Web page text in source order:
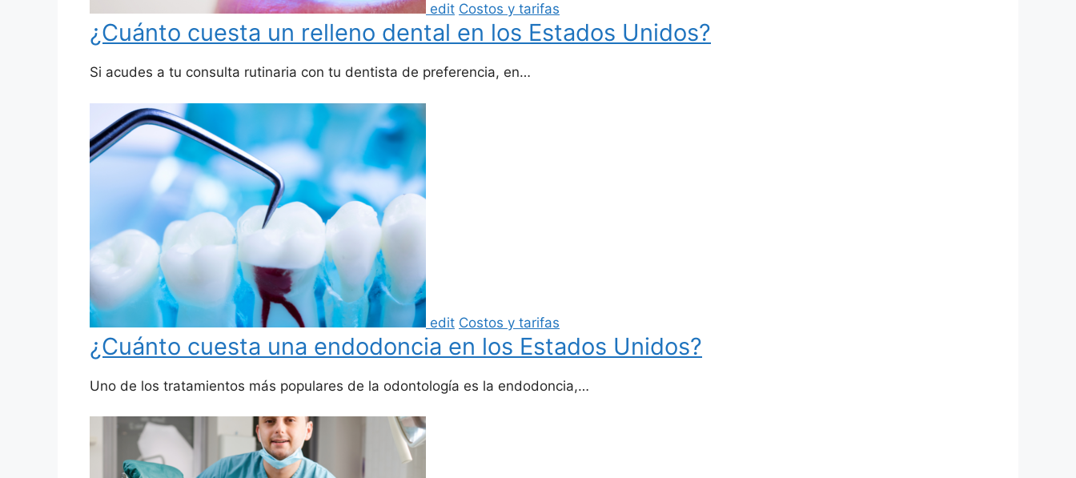
edit Costos y tarifas
¿Cuánto cuesta un relleno dental en los Estados Unidos?
Si acudes a tu consulta rutinaria con tu dentista de preferencia, en…
edit Costos y tarifas
¿Cuánto cuesta una endodoncia en los Estados Unidos?
Uno de los tratamientos más populares de la odontología es la endodoncia,…